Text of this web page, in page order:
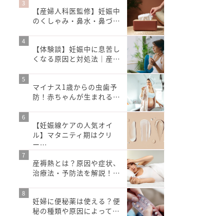
【産婦人科医監修】妊娠中
のくしゃみ・鼻水・鼻づ…
【体験談】妊娠中に息苦し
くなる原因と対処法｜産…
マイナス1歳からの虫歯予
防！赤ちゃんが生まれる…
【妊娠線ケアの人気オイ
ル】マタニティ期はクリ
ー…
産褥熱とは？原因や症状、
治療法・予防法を解説！…
妊婦に便秘薬は使える？便
秘の種類や原因によって…